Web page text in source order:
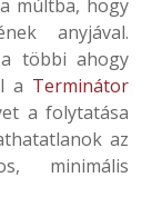
múltba, hogy
anyjával.
többi ahogy
a Terminátor
a folytatása
az
minimális